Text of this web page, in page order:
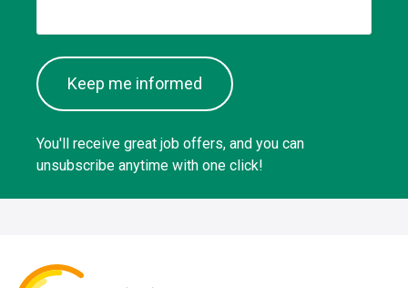
Keep me informed
You'll receive great job offers, and you can
unsubscribe anytime with one click!